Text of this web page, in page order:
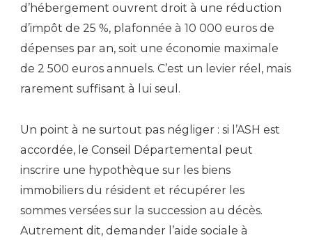
d’hébergement ouvrent droit à une réduction
d’impôt de 25 %, plafonnée à 10 000 euros de
dépenses par an, soit une économie maximale
de 2 500 euros annuels. C’est un levier réel, mais
rarement suffisant à lui seul.
Un point à ne surtout pas négliger : si l’ASH est
accordée, le Conseil Départemental peut
inscrire une hypothèque sur les biens
immobiliers du résident et récupérer les
sommes versées sur la succession au décès.
Autrement dit, demander l’aide sociale à